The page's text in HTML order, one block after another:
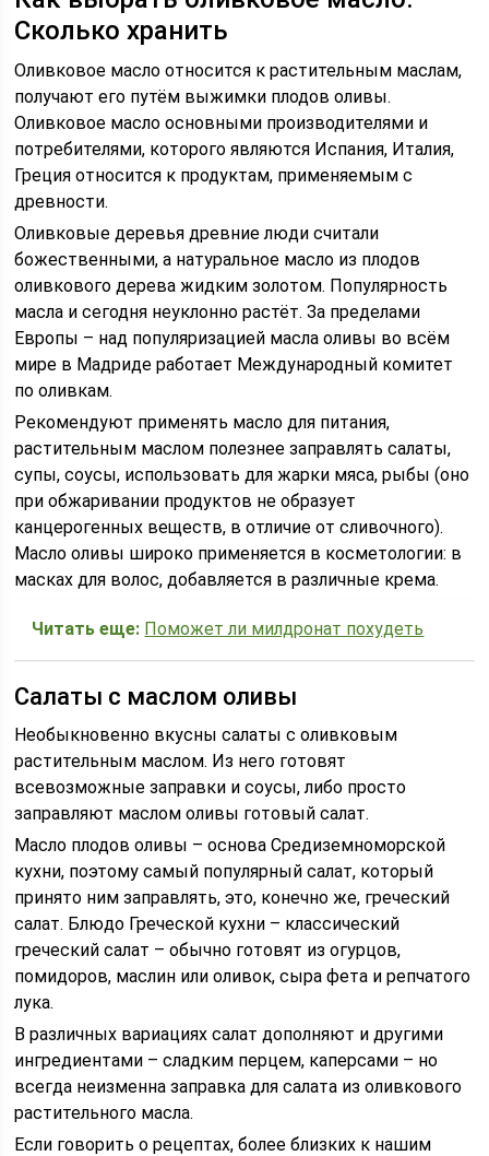
Сколько хранить
Оливковое масло относится к растительным маслам,
получают его путём выжимки плодов оливы.
Оливковое масло основными производителями и
потребителями, которого являются Испания, Италия,
Греция относится к продуктам, применяемым с
древности.
Оливковые деревья древние люди считали
божественными, а натуральное масло из плодов
оливкового дерева жидким золотом. Популярность
масла и сегодня неуклонно растёт. За пределами
Европы – над популяризацией масла оливы во всём
мире в Мадриде работает Международный комитет
по оливкам.
Рекомендуют применять масло для питания,
растительным маслом полезнее заправлять салаты,
супы, соусы, использовать для жарки мяса, рыбы (оно
при обжаривании продуктов не образует
канцерогенных веществ, в отличие от сливочного).
Масло оливы широко применяется в косметологии: в
масках для волос, добавляется в различные крема.
Читать еще: Поможет ли милдронат похудеть
Салаты с маслом оливы
Необыкновенно вкусны салаты с оливковым
растительным маслом. Из него готовят
всевозможные заправки и соусы, либо просто
заправляют маслом оливы готовый салат.
Масло плодов оливы – основа Средиземноморской
кухни, поэтому самый популярный салат, который
принято ним заправлять, это, конечно же, греческий
салат. Блюдо Греческой кухни – классический
греческий салат – обычно готовят из огурцов,
помидоров, маслин или оливок, сыра фета и репчатого
лука.
В различных вариациях салат дополняют и другими
ингредиентами – сладким перцем, каперсами – но
всегда неизменна заправка для салата из оливкового
растительного масла.
Если говорить о рецептах, более близких к нашим